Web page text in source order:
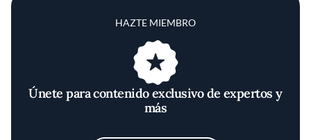
HAZTE MIEMBRO
Únete para contenido exclusivo de expertos y
más